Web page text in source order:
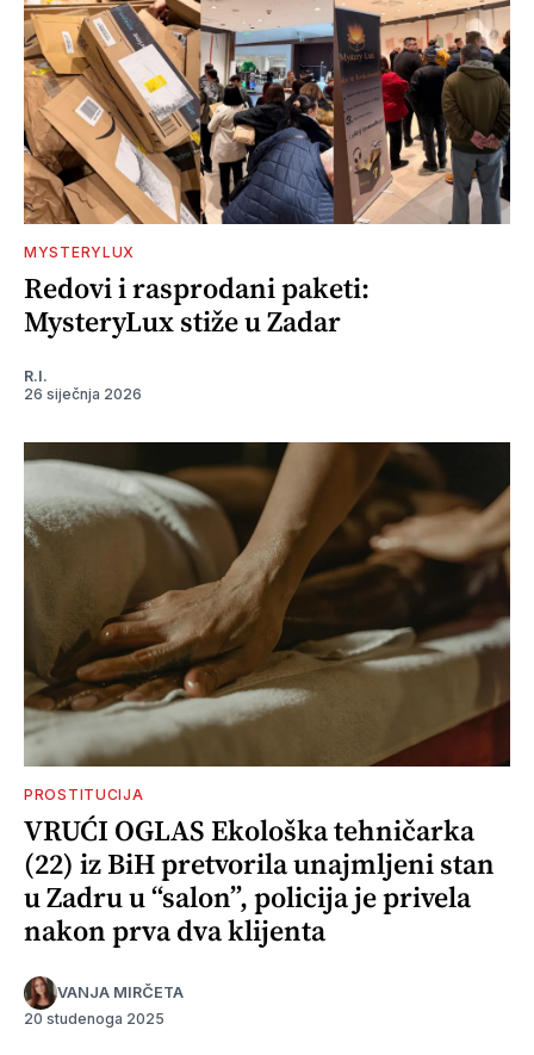
MYSTERYLUX
Redovi i rasprodani paketi:
MysteryLux stiže u Zadar
R.I.
26 siječnja 2026
PROSTITUCIJA
VRUĆI OGLAS Ekološka tehničarka
(22) iz BiH pretvorila unajmljeni stan
u Zadru u “salon”, policija je privela
nakon prva dva klijenta
VANJA MIRČETA
20 studenoga 2025